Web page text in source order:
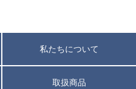
私たちについて
取扱商品